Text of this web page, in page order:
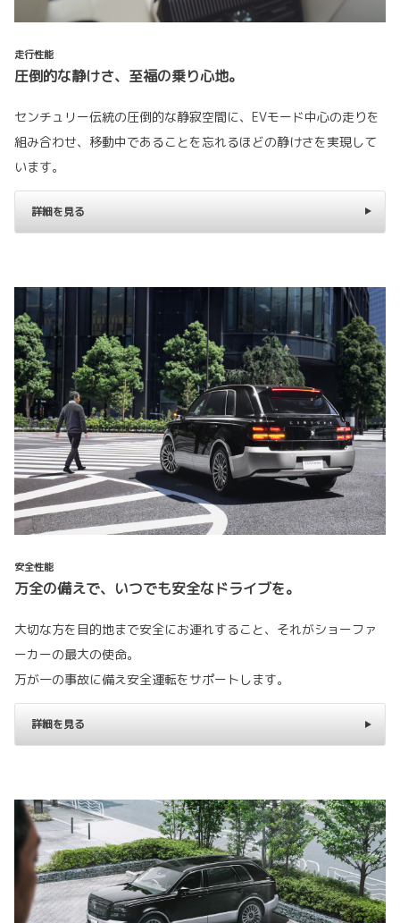
走行性能
圧倒的な静けさ、至福の乗り心地。
センチュリー伝統の圧倒的な静寂空間に、EVモード中心の走りを
組み合わせ、移動中であることを忘れるほどの静けさを実現して
います。
詳細を見る
安全性能
万全の備えで、いつでも安全なドライブを。
大切な方を目的地まで安全にお連れすること、それがショーファ
ーカーの最大の使命。
万が一の事故に備え安全運転をサポートします。
詳細を見る